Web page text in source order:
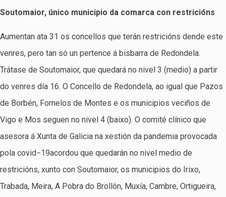
Soutomaior, único municipio da comarca con restricións
Aumentan ata 31 os concellos que terán restricións dende este
venres, pero tan só un pertence á bisbarra de Redondela.
Trátase de Soutomaior, que quedará no nivel 3 (medio) a partir
do venres día 16. O Concello de Redondela, ao igual que Pazos
de Borbén, Fornelos de Montes e os municipios veciños de
Vigo e Mos seguen no nivel 4 (baixo). O comité clínico que
asesora á Xunta de Galicia na xestión da pandemia provocada
pola covid−19acordou que quedarán no nivel medio de
restricións, xunto con Soutomaior, os municipios do Irixo,
Trabada, Meira, A Pobra do Brollón, Muxía, Cambre, Ortigueira,